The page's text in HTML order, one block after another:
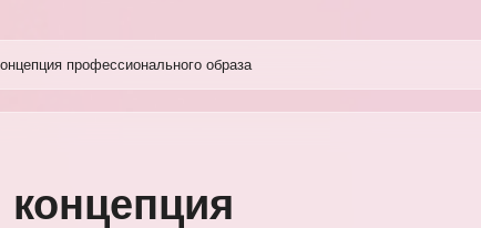
профессионального образа